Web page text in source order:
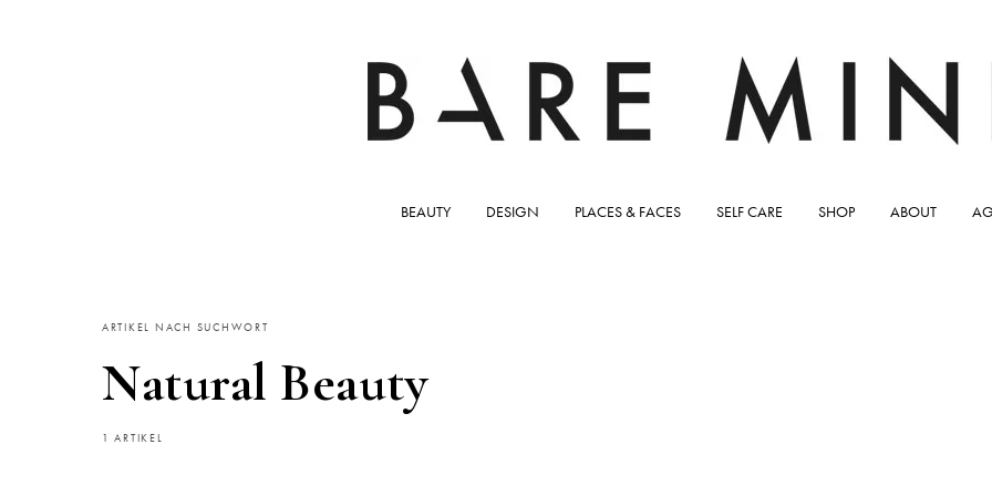
BEAUTY DESIGN PLACES & FACES SELF CARE SHOP ABOUT
ARTIKEL NACH SUCHWORT
Natural Beauty
1 ARTIKEL